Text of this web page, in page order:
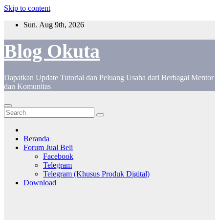
Skip to content
Sun. Aug 9th, 2026
Blog Okuta
Dapatkan Update Tutorial dan Peluang Usaha dari Berbagai Mentor
dan Komunitas
Beranda
Forum Jual Beli
Facebook
Telegram
Telegram (Khusus Produk Digital)
Download